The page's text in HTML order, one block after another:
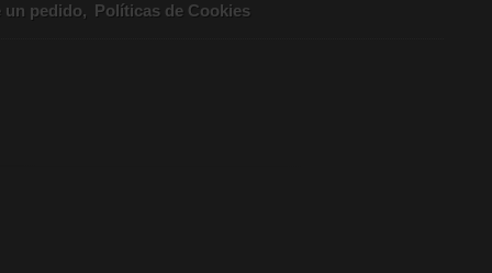
un pedido Políticas de Cookies